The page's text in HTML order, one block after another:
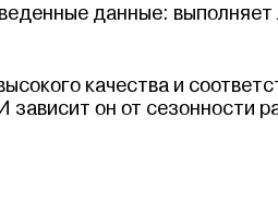
данные:
качества и
он от сезонности